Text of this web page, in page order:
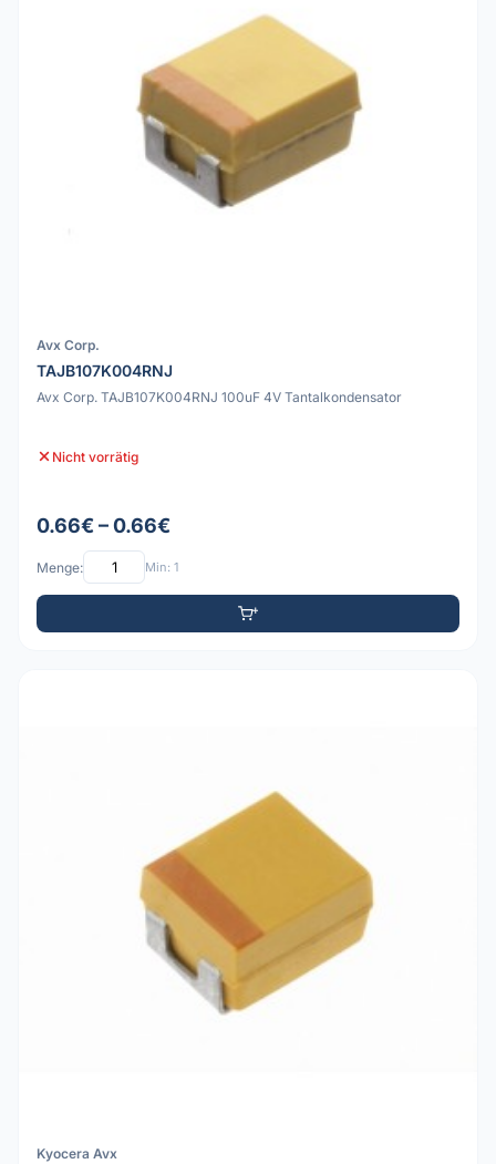
Avx Corp.
TAJB107K004RNJ
Avx Corp. TAJB107K004RNJ 100uF 4V Tantalkondensator
Nicht vorrätig
0.66€ – 0.66€
Menge: Min: 1
Kyocera Avx